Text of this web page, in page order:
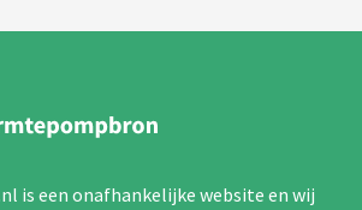
is een onafhankelijke website en wij